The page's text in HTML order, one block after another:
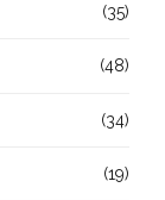
(35)
(48)
(34)
(19)